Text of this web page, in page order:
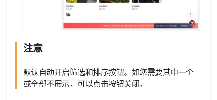
注意
默认自动开启筛选和排序按钮。如您需要其中一个
或全部不展示，可以点击按钮关闭。